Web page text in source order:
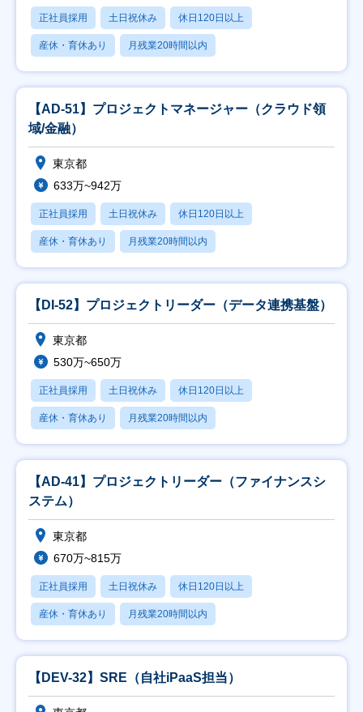
正社員採用 土日祝休み 休日120日以上
産休・育休あり 月残業20時間以内
【AD-51】プロジェクトマネージャー（クラウド領
域/金融）
東京都
633万~942万
正社員採用 土日祝休み 休日120日以上
産休・育休あり 月残業20時間以内
【DI-52】プロジェクトリーダー（データ連携基盤）
東京都
530万~650万
正社員採用 土日祝休み 休日120日以上
産休・育休あり 月残業20時間以内
【AD-41】プロジェクトリーダー（ファイナンスシ
ステム）
東京都
670万~815万
正社員採用 土日祝休み 休日120日以上
産休・育休あり 月残業20時間以内
【DEV-32】SRE（自社iPaaS担当）